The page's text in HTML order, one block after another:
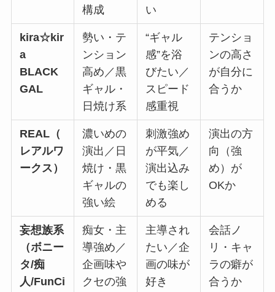
構成
い
kira☆kir
a
BLACK
GAL
勢い・テ
ンション
高め／黒
ギャル・
日焼け系
“ギャル
感”を浴
びたい／
スピード
感重視
テンショ
ンの高さ
が自分に
合うか
REAL（
レアルワ
ークス）
濃いめの
演出／日
焼け・黒
ギャルの
強い絵
刺激強め
が平気／
演出込み
でも楽し
める
演出の方
向（強
め）が
OKか
妄想族系
（ボニー
タ/痴
人/FunCi
痴女・主
導強め／
企画味や
クセの強
主導され
たい／企
画の味が
好き
会話ノ
リ・キャ
ラの癖が
合うか